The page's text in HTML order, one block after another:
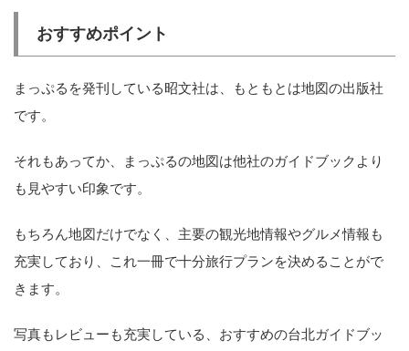
おすすめポイント
まっぷるを発刊している昭文社は、もともとは地図の出版社
です。
それもあってか、まっぷるの地図は他社のガイドブックより
も見やすい印象です。
もちろん地図だけでなく、主要の観光地情報やグルメ情報も
充実しており、これ一冊で十分旅行プランを決めることがで
きます。
写真もレビューも充実している、おすすめの台北ガイドブッ